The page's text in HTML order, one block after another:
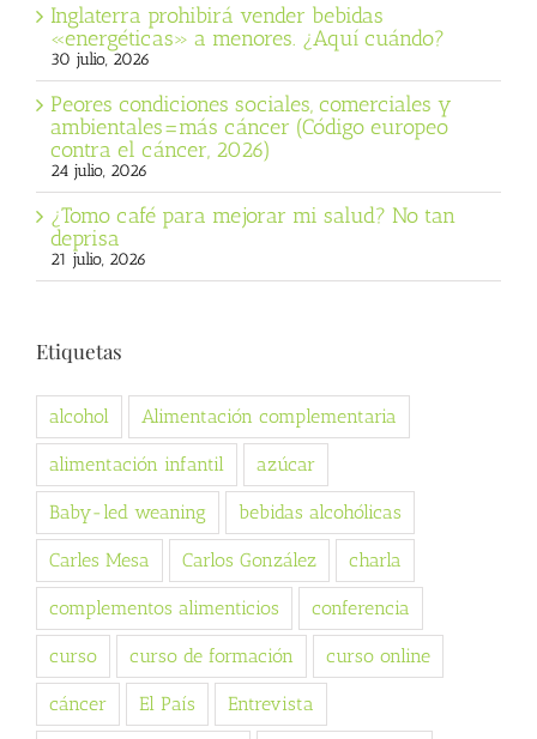
Inglaterra prohibirá vender bebidas
«energéticas» a menores. ¿Aquí cuándo?
30 julio, 2026
Peores condiciones sociales, comerciales y
ambientales=más cáncer (Código europeo
contra el cáncer, 2026)
24 julio, 2026
¿Tomo café para mejorar mi salud? No tan
deprisa
21 julio, 2026
Etiquetas
alcohol Alimentación complementaria
alimentación infantil azúcar
Baby-led weaning bebidas alcohólicas
Carles Mesa Carlos González charla
complementos alimenticios conferencia
curso curso de formación curso online
cáncer El País Entrevista